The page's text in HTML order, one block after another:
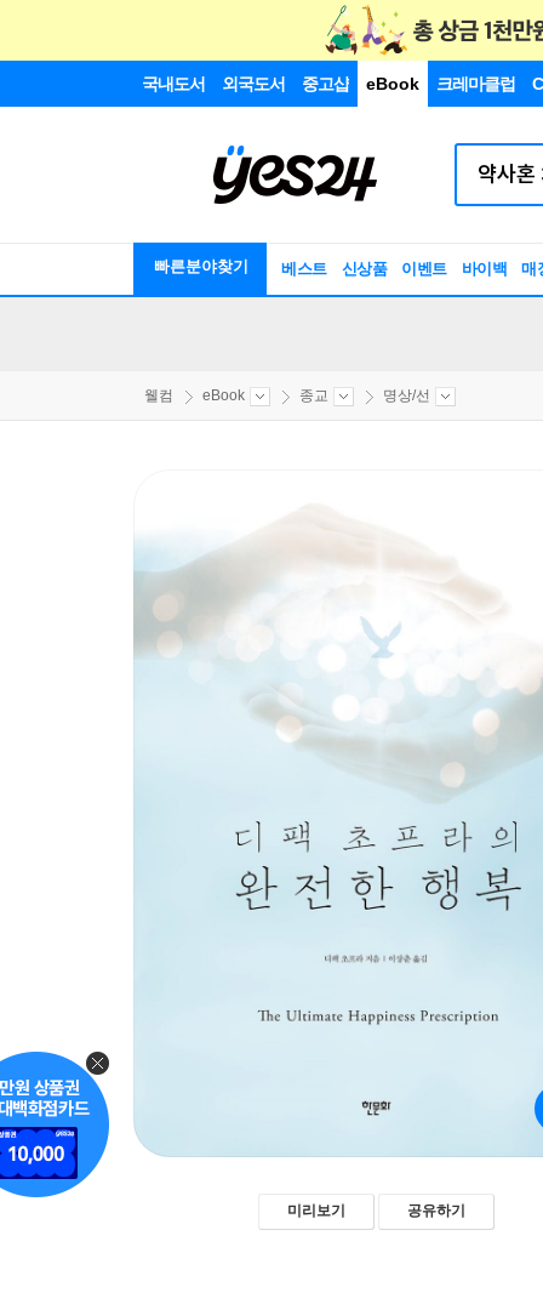
국내도서 외국도서 중고샵 eBook 크레마클럽
빠른분야찾기 베스트 신상품 이벤트 바이백 매
웰컴 eBook 종교 명상/선
미리보기 공유하기